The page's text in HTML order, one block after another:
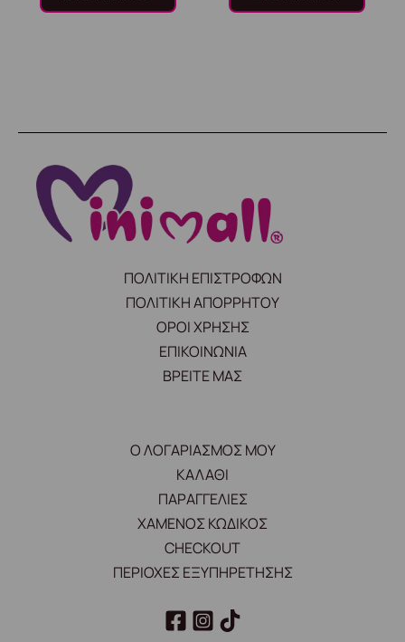
ΠΟΛΙΤΙΚΗ ΕΠΙΣΤΡΟΦΩΝ
ΠΟΛΙΤΙΚΗ ΑΠΟΡΡΗΤΟΥ
ΟΡΟΙ ΧΡΗΣΗΣ
ΕΠΙΚΟΙΝΩΝΙΑ
ΒΡΕΙΤΕ ΜΑΣ
Ο ΛΟΓΑΡΙΑΣΜΟΣ ΜΟΥ
ΚΑΛΑΘΙ
ΠΑΡΑΓΓΕΛΙΕΣ
ΧΑΜΕΝΟΣ ΚΩΔΙΚΟΣ
CHECKOUT
ΠΕΡΙΟΧΕΣ ΕΞΥΠΗΡΕΤΗΣΗΣ